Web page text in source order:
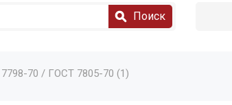
Поиск
70 / ГОСТ 7805-70 (1)